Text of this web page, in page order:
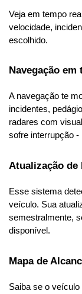
Veja em tempo
velocidade,
escolhido.
Navegação em
A navegação te
incidentes,
radares com
sofre interrupção
Atualização de
Esse sistema
veículo. Sua
semestralmente,
disponível.
Mapa de
Saiba se o